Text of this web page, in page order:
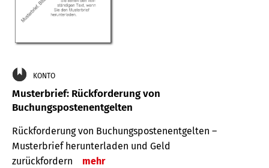
KONTO
Musterbrief: Rückforderung von
Buchungspostenentgelten
Rückforderung von Buchungspostenentgelten –
Musterbrief herunterladen und Geld
zurückfordern
mehr